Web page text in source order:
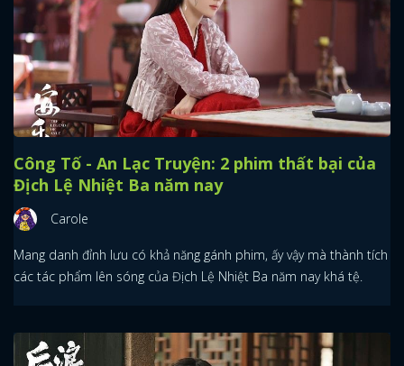
Công Tố - An Lạc Truyện: 2 phim thất bại của
Địch Lệ Nhiệt Ba năm nay
Carole
Mang danh đỉnh lưu có khả năng gánh phim, ấy vậy mà thành tích
các tác phẩm lên sóng của Địch Lệ Nhiệt Ba năm nay khá tệ.